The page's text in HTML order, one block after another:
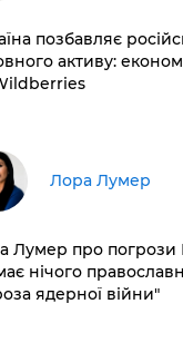
позбавляє
активу:
​Лора Лумер
Лумер про погрози
нічого
ядерної війни"